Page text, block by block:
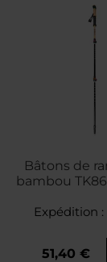
Bâtons de
bambou
Expédition :
51,40 €